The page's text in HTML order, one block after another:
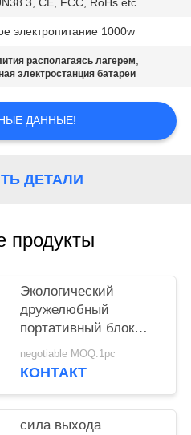
CE, FCC, RoHs etc
электропитание 1000w
располагаясь лагерем,
электростанция батареи
ДАННЫЕ!
ДЕТАЛИ
продукты
Экологический
дружелюбный
портативный блок
батарей 1500wh
лития для хранения
negotiable MOQ:1pc
КОНТАКТ
сила выхода